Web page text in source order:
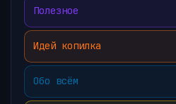
Полезное
Идей копилка
Обо всём